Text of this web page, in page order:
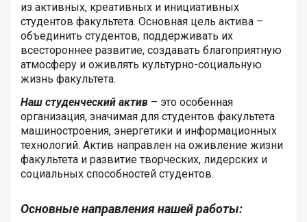
из активных, креативных и инициативных
студентов факультета. Основная цель актива –
объединить студентов, поддерживать их
всестороннее развитие, создавать благоприятную
атмосферу и оживлять культурно-социальную
жизнь факультета.
Наш студенческий актив – это особенная
организация, значимая для студентов факультета
машиностроения, энергетики и информационных
технологий. Актив направлен на оживление жизни
факультета и развитие творческих, лидерских и
социальных способностей студентов.
Основные направления нашей работы: